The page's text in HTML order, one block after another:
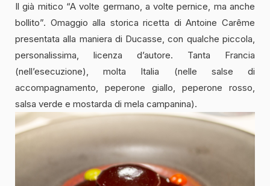
Il già mitico “A volte germano, a volte pernice, ma anche
bollito”. Omaggio alla storica ricetta di Antoine Carême
presentata alla maniera di Ducasse, con qualche piccola,
personalissima, licenza d’autore. Tanta Francia
(nell’esecuzione), molta Italia (nelle salse di
accompagnamento, peperone giallo, peperone rosso,
salsa verde e mostarda di mela campanina).